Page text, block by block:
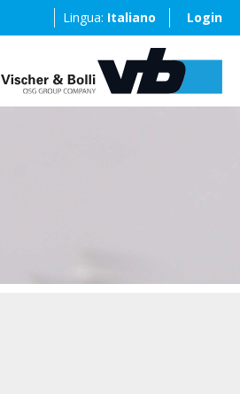
Lingua: Italiano Login